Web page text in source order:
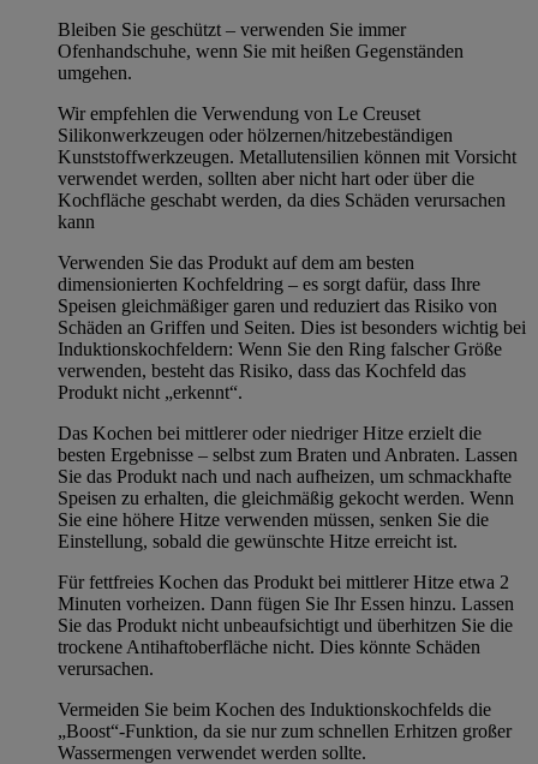
Bleiben Sie geschützt – verwenden Sie immer
Ofenhandschuhe, wenn Sie mit heißen Gegenständen
umgehen.
Wir empfehlen die Verwendung von Le Creuset
Silikonwerkzeugen oder hölzernen/hitzebeständigen
Kunststoffwerkzeugen. Metallutensilien können mit Vorsicht
verwendet werden, sollten aber nicht hart oder über die
Kochfläche geschabt werden, da dies Schäden verursachen
kann
Verwenden Sie das Produkt auf dem am besten
dimensionierten Kochfeldring – es sorgt dafür, dass Ihre
Speisen gleichmäßiger garen und reduziert das Risiko von
Schäden an Griffen und Seiten. Dies ist besonders wichtig bei
Induktionskochfeldern: Wenn Sie den Ring falscher Größe
verwenden, besteht das Risiko, dass das Kochfeld das
Produkt nicht „erkennt“.
Das Kochen bei mittlerer oder niedriger Hitze erzielt die
besten Ergebnisse – selbst zum Braten und Anbraten. Lassen
Sie das Produkt nach und nach aufheizen, um schmackhafte
Speisen zu erhalten, die gleichmäßig gekocht werden. Wenn
Sie eine höhere Hitze verwenden müssen, senken Sie die
Einstellung, sobald die gewünschte Hitze erreicht ist.
Für fettfreies Kochen das Produkt bei mittlerer Hitze etwa 2
Minuten vorheizen. Dann fügen Sie Ihr Essen hinzu. Lassen
Sie das Produkt nicht unbeaufsichtigt und überhitzen Sie die
trockene Antihaftoberfläche nicht. Dies könnte Schäden
verursachen.
Vermeiden Sie beim Kochen des Induktionskochfelds die
„Boost“-Funktion, da sie nur zum schnellen Erhitzen großer
Wassermengen verwendet werden sollte.